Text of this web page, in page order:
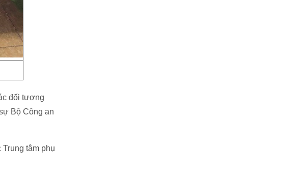
đối tượng
Bộ Công an
tâm phụ